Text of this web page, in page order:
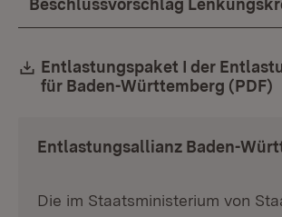
Beschlussvorschlag
Download:
Entlastungspaket I der
für Baden-Württemberg (PDF)
Entlastungsallianz Baden-
Die im Staatsministerium von